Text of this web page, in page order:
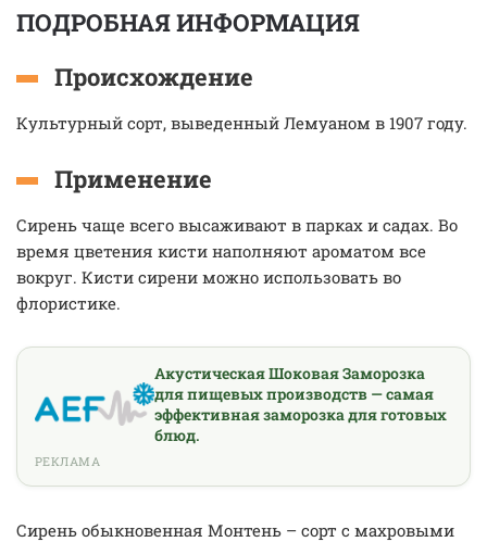
ПОДРОБНАЯ ИНФОРМАЦИЯ
Происхождение
Культурный сорт, выведенный Лемуаном в 1907 году.
Применение
Сирень чаще всего высаживают в парках и садах. Во
время цветения кисти наполняют ароматом все
вокруг. Кисти сирени можно использовать во
флористике.
Акустическая Шоковая Заморозка
для пищевых производств — самая
эффективная заморозка для готовых
блюд.
РЕКЛАМА
Сирень обыкновенная Монтень – сорт с махровыми